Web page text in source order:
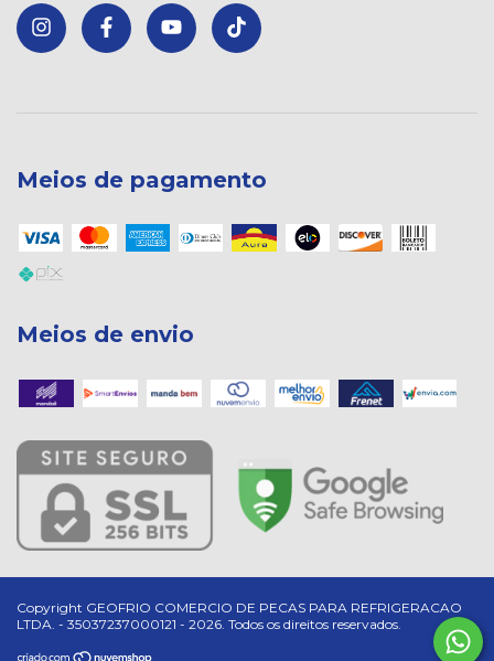
Meios de pagamento
Meios de envio
Copyright GEOFRIO COMERCIO DE PECAS PARA REFRIGERACAO
LTDA. - 35037237000121 - 2026. Todos os direitos reservados.